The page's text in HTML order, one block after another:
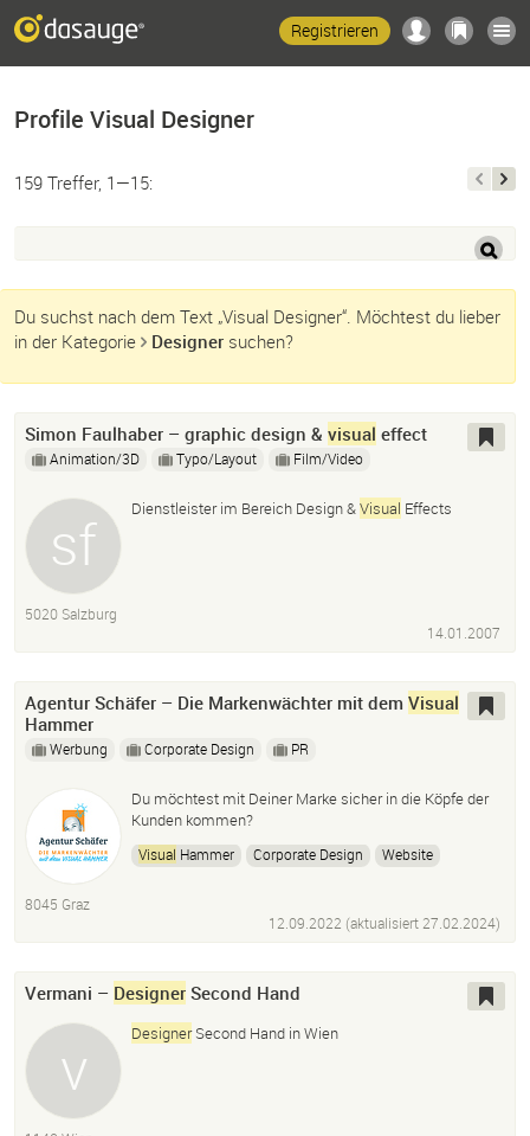
Registrieren
Profile Visual Designer
159 Treffer, 1—15:
Du suchst nach dem Text „Visual Designer“. Möchtest du lieber
in der Kategorie
Designer suchen?
Simon Faulhaber – graphic design & visual effect
Animation/3D Typo/Layout Film/Video
Dienstleister im Bereich Design &Visual Effects
5020 Salzburg
14.01.2007
Agentur Schäfer – Die Markenwächter mit dem Visual
Hammer
Werbung Corporate Design PR
Du möchtest mit Deiner Marke sicher in die Köpfe der
Kunden kommen?
Visual Hammer Corporate Design
Website
8045 Graz
12.09.2022 (aktualisiert27.02.2024)
Vermani – Designer Second Hand
DesignerSecond Hand in Wien